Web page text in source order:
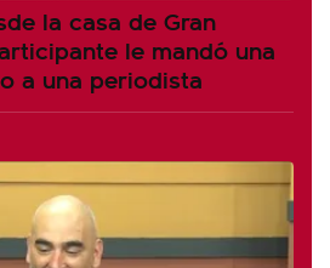
la casa de Gran
le mandó una
a una periodista